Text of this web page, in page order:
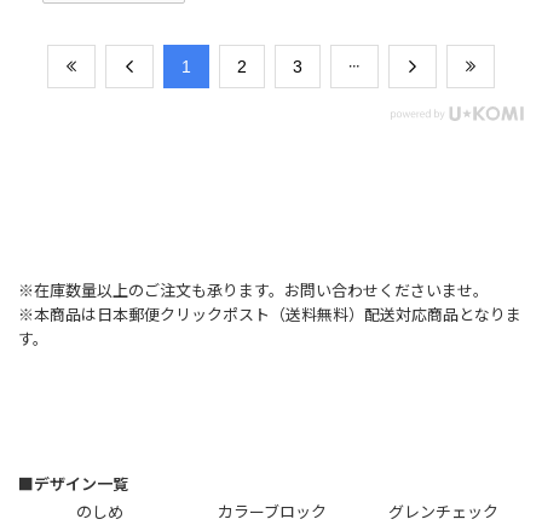
​1 ​2 ​3
※在庫数量以上のご注文も承ります。お問い合わせくださいませ。
※本商品は日本郵便クリックポスト（送料無料）配送対応商品となりま
す。
■デザイン一覧
のしめ
カラーブロック グレンチェック